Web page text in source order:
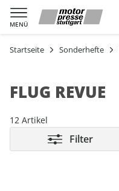
MENÜ
Warenkorb
Startseite Sonderhefte
FLUG REVUE
12 Artikel
Filter